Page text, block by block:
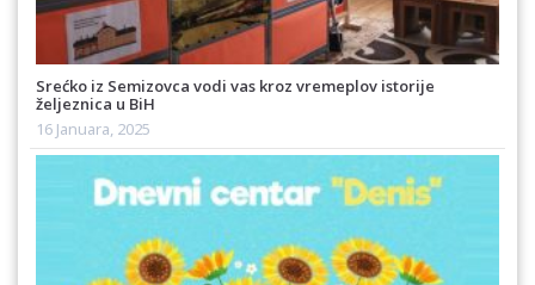
Srećko iz Semizovca vodi vas kroz vremeplov istorije
željeznica u BiH
16 Januara, 2025